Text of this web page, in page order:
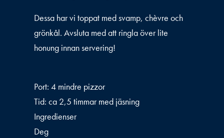
Dessa har vi toppat med svamp, chèvre och
grönkål. Avsluta med att ringla över lite
honung innan servering!
Port: 4 mindre pizzor
Tid: ca 2,5 timmar med jäsning
Ingredienser
Deg